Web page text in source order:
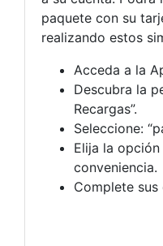
paquete con su
realizando estos
Acceda a la
Descubra la
Recargas”.
Seleccione:
Elija la
conveniencia.
Complete